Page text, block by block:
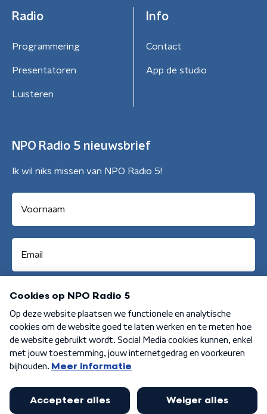
Radio
Programmering
Presentatoren
Luisteren
Info
Contact
App de studio
NPO Radio 5 nieuwsbrief
Ik wil niks missen van NPO Radio 5!
Aanmelden
Algemene voorwaarden